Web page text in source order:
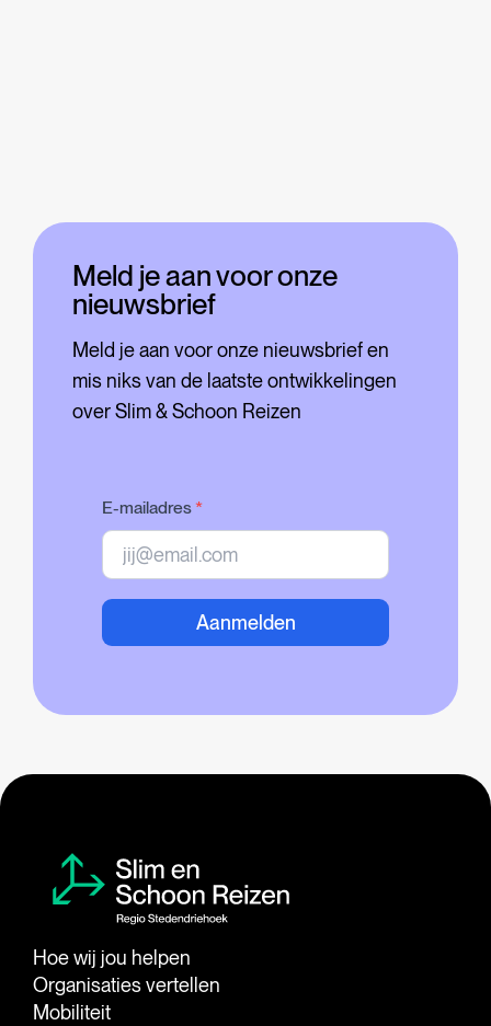
Meld je aan voor onze
nieuwsbrief
Meld je aan voor onze nieuwsbrief en
mis niks van de laatste ontwikkelingen
over Slim & Schoon Reizen
E-mailadres*
Aanmelden
Hoe wij jou helpen
Organisaties vertellen
Mobiliteit